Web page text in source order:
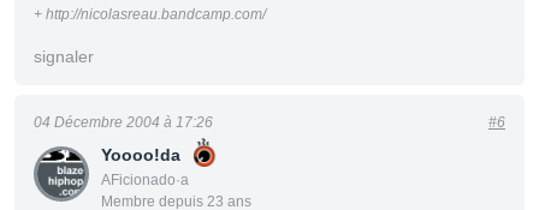
+ http://nicolasreau.bandcamp.com/
signaler
Yoooo!da
AFicionado·a
Membre depuis 23 ans
04 Décembre 2004 à 17:26 #6